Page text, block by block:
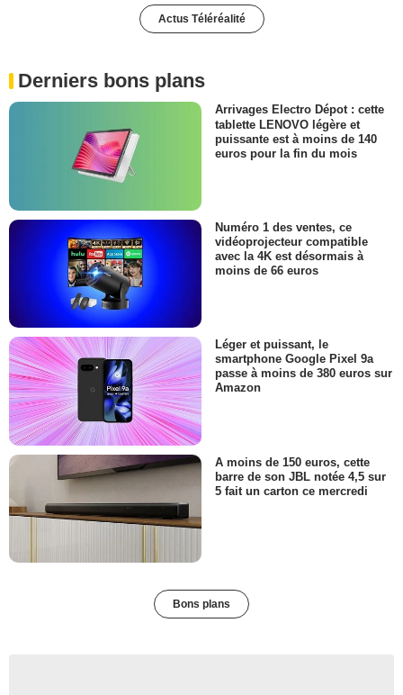
Actus Téléréalité
Derniers bons plans
Arrivages Electro Dépot : cette
tablette LENOVO légère et
puissante est à moins de 140
euros pour la fin du mois
Numéro 1 des ventes, ce
vidéoprojecteur compatible
avec la 4K est désormais à
moins de 66 euros
Léger et puissant, le
smartphone Google Pixel 9a
passe à moins de 380 euros sur
Amazon
A moins de 150 euros, cette
barre de son JBL notée 4,5 sur
5 fait un carton ce mercredi
Bons plans